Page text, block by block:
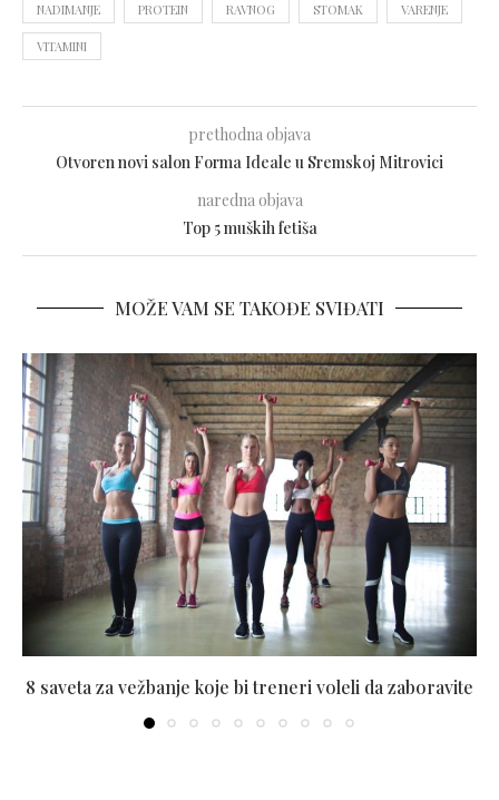
NADIMANJE PROTEIN RAVNOG STOMAK VARENJE
VITAMINI
prethodna objava
Otvoren novi salon Forma Ideale u Sremskoj Mitrovici
naredna objava
Top 5 muških fetiša
MOŽE VAM SE TAKOĐE SVIĐATI
8 saveta za vežbanje koje bi treneri voleli da zaboravite